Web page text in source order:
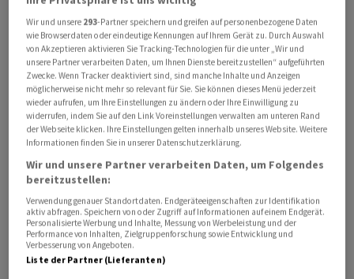
Das EUR/CHF-Paar bewegte sich entsprechend nur sehr
wenig und ging zuletzt bei 0,9552 um. Grundsätzlich
dürfte der Franken laut Marktteilnehmern weiter zur
Stärke neigen. «Im Umfeld einer sich verlangsamende
globalen Wirtschaft glauben wir, dass der Franken als
sicherer Hafen weiterhin nachgefragt bleibt», schreibt
die ZKB in einem Devisenkommentar.
Der Euro erhielt derweil durch Aussagen von EZB-
Ratsmitglied Robert Holzmann etwas Auftrieb. Der Chef
der österreichischen Notenbank sagte der
Nachrichtenagentur Bloomberg, er könne sich für die
nächste Ratssitzung Mitte September eine weitere
Wir und unsere 293-Partner speichern und greifen auf personenbezogene Daten
wie Browserdaten oder eindeutige Kennungen auf Ihrem Gerät zu. Durch Auswahl
von Akzeptieren aktivieren Sie Tracking-Technologien für die unter „Wir und
unsere Partner verarbeiten Daten, um Ihnen Dienste bereitzustellen“ aufgeführten
Zwecke. Wenn Tracker deaktiviert sind, sind manche Inhalte und Anzeigen
möglicherweise nicht mehr so relevant für Sie. Sie können dieses Menü jederzeit
wieder aufrufen, um Ihre Einstellungen zu ändern oder Ihre Einwilligung zu
widerrufen, indem Sie auf den Link Voreinstellungen verwalten am unteren Rand
der Webseite klicken. Ihre Einstellungen gelten innerhalb unseres Website. Weitere
Informationen finden Sie in unserer Datenschutzerklärung.
Wir und unsere Partner verarbeiten Daten, um Folgendes
bereitzustellen:
Verwendung genauer Standortdaten. Endgeräteeigenschaften zur Identifikation
aktiv abfragen. Speichern von oder Zugriff auf Informationen auf einem Endgerät.
Personalisierte Werbung und Inhalte, Messung von Werbeleistung und der
Performance von Inhalten, Zielgruppenforschung sowie Entwicklung und
Verbesserung von Angeboten.
Liste der Partner (Lieferanten)